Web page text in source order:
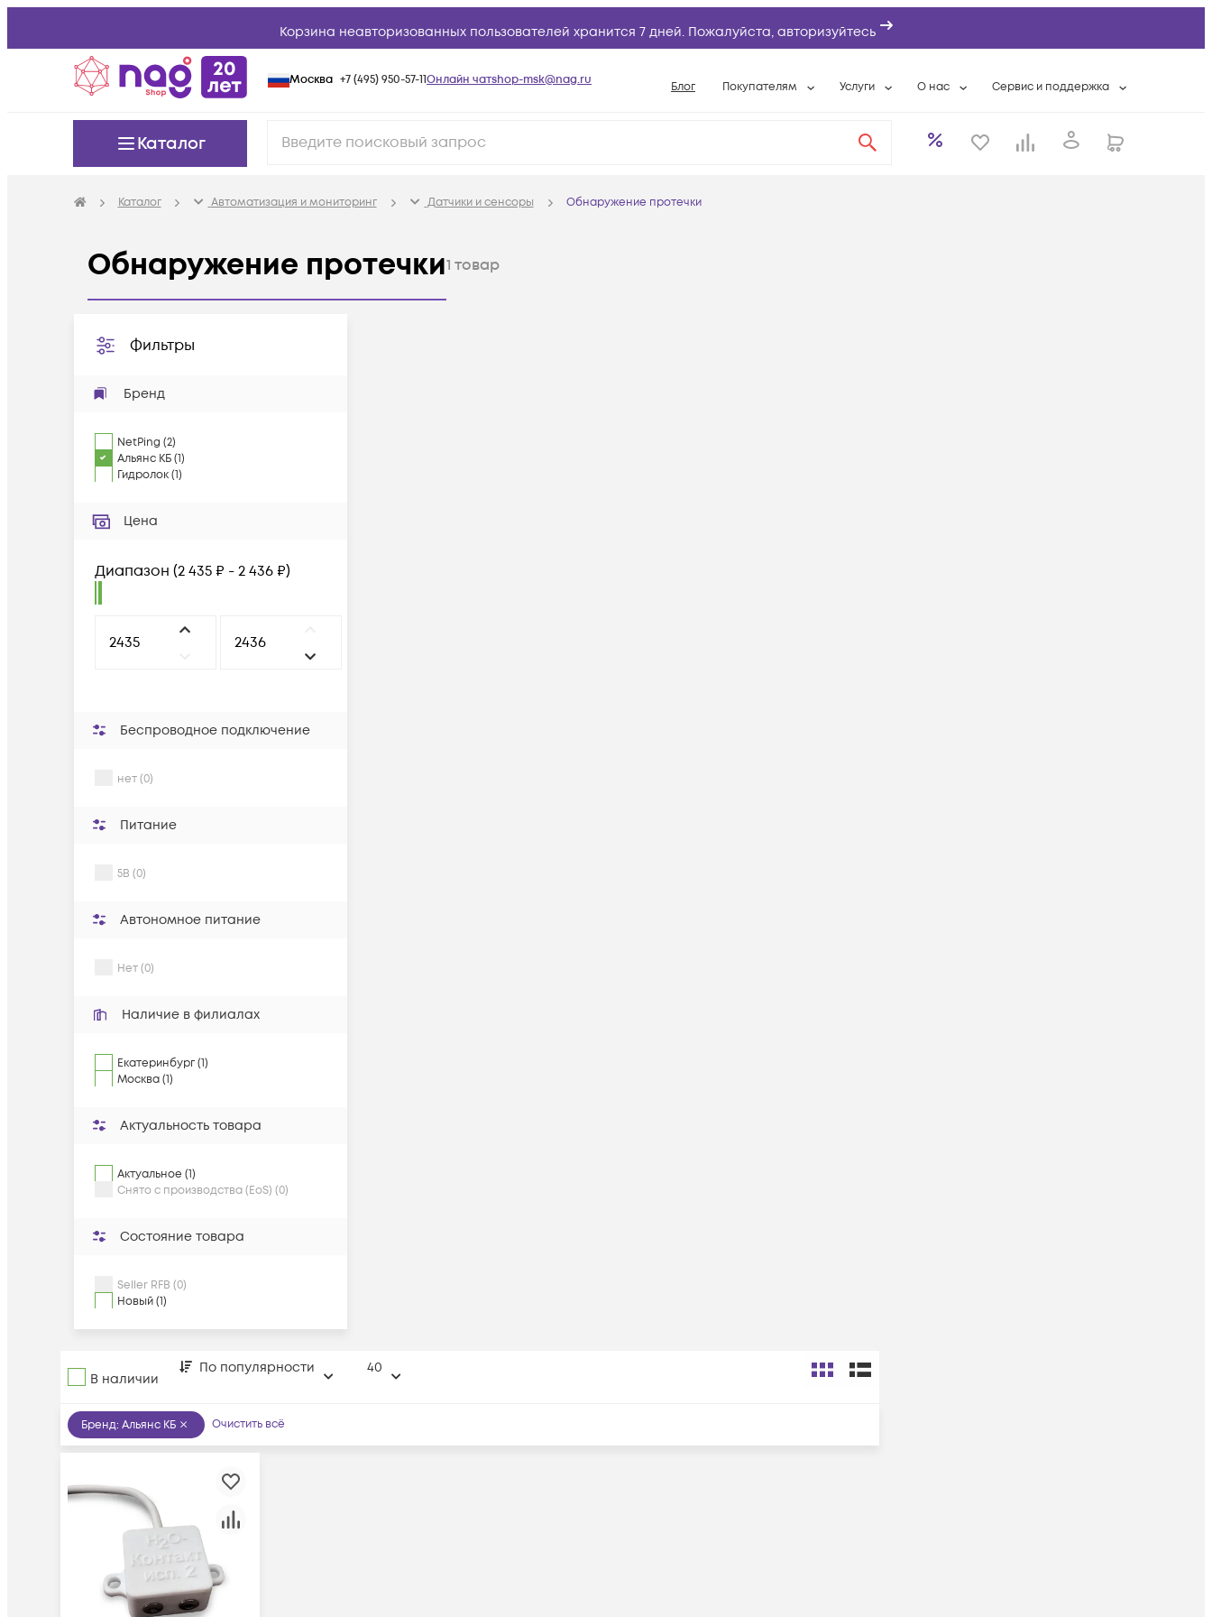
Корзина неавторизованных пользователей хранится 7 дней. Пожалуйста, авторизуйтесь
Москва +7 (495) 950-57-11Онлайн чатshop-msk@nag.ru Блог Покупателям Услуги
Системная интеграция
О нас
Контактная информация
Сервис и поддержка
Контакты сервисных центров
Каталог
Каталог Автоматизация и мониторинг Датчики и сенсоры Обнаружение протечки
Обнаружение протечки1 товар
Фильтры
Бренд
NetPing (2)
Альянс КБ(1)
Гидролок(1)
Цена
Диапазон (2 435 ₽ - 2 436 ₽)
Беспроводное подключение
нет (0)
Питание
5В (0)
Автономное питание
Нет (0)
Наличие в филиалах
Екатеринбург (1)
Москва (1)
Актуальность товара
Актуальное (1)
Снято с производства (EoS) (0)
Состояние товара
Seller RFB (0)
Новый (1)
В наличии
По популярности 40
Бренд: Альянс КБ Очистить всё